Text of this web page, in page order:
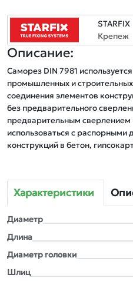
STARFIX
Крепеж
Описание:
Саморез DIN 7981
промышленных и
соединения элементов
без предварительного
предварительным
использоваться с
конструкций в бетон,
Характеристики
Диаметр
Длина
Диаметр головки
Шлиц